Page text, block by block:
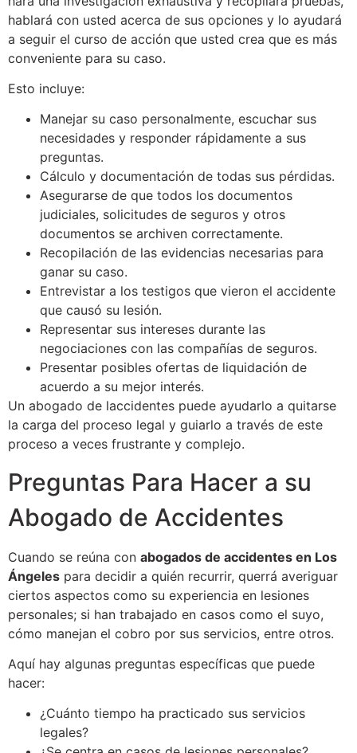
hablará con usted acerca de sus opciones y lo ayudará
a seguir el curso de acción que usted crea que es más
conveniente para su caso.
Esto incluye:
Manejar su caso personalmente, escuchar sus
necesidades y responder rápidamente a sus
preguntas.
Cálculo y documentación de todas sus pérdidas.
Asegurarse de que todos los documentos
judiciales, solicitudes de seguros y otros
documentos se archiven correctamente.
Recopilación de las evidencias necesarias para
ganar su caso.
Entrevistar a los testigos que vieron el accidente
que causó su lesión.
Representar sus intereses durante las
negociaciones con las compañías de seguros.
Presentar posibles ofertas de liquidación de
acuerdo a su mejor interés.
Un abogado de laccidentes puede ayudarlo a quitarse
la carga del proceso legal y guiarlo a través de este
proceso a veces frustrante y complejo.
Preguntas Para Hacer a su
Abogado de Accidentes
Cuando se reúna con abogados de accidentes en Los
Ángeles para decidir a quién recurrir, querrá averiguar
ciertos aspectos como su experiencia en lesiones
personales; si han trabajado en casos como el suyo,
cómo manejan el cobro por sus servicios, entre otros.
Aquí hay algunas preguntas específicas que puede
hacer:
¿Cuánto tiempo ha practicado sus servicios
legales?